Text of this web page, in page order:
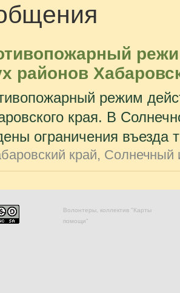
районов
режим
края. В
ограничения въезда
край, Солнечный
Волонтеры, коллектив "Карты
помощи"